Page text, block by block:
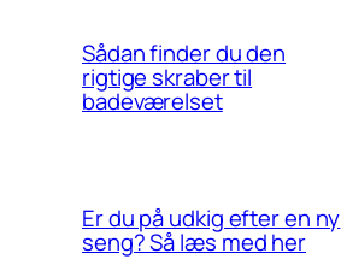
Sådan finder du den
rigtige skraber til
badeværelset
Er du på udkig efter en ny
seng? Så læs med her